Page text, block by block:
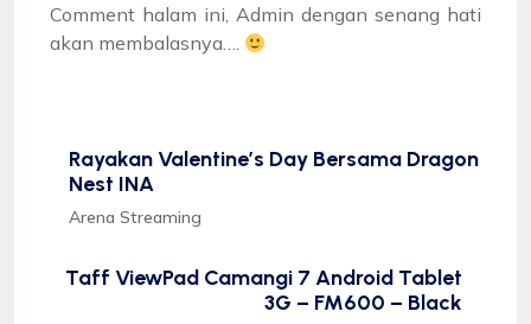
Comment halam ini, Admin dengan senang hati
akan membalasnya….
Rayakan Valentine’s Day Bersama Dragon
Nest INA
Arena Streaming
Taff ViewPad Camangi 7 Android Tablet
3G – FM600 – Black